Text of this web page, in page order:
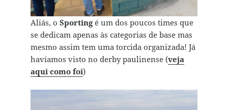
Aliás, o Sportingé um dos poucos times que
se dedicam apenas às categorias de base mas
mesmo assim tem uma torcida organizada! Já
havíamos visto no derby paulinense (veja
aqui como foi)